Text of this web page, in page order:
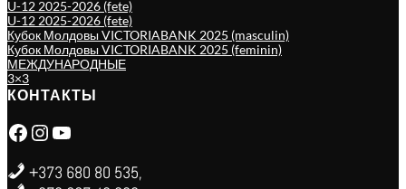
U-12 2025-2026 (fete)
U-12 2025-2026 (fete)
Кубок Молдовы VICTORIABANK 2025 (masculin)
Кубок Молдовы VICTORIABANK 2025 (feminin)
МЕЖДУНАРОДНЫЕ
3×3
КОНТАКТЫ
Facebook Instagram YouTube
+373 680 80 535,